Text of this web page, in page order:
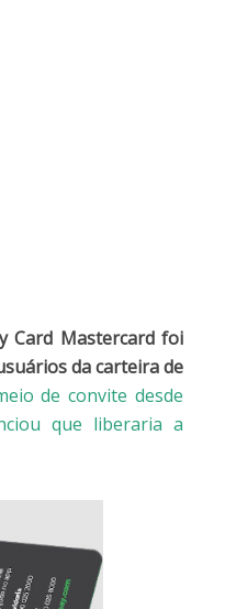
Card Mastercard foi
da carteira de
de convite desde
que liberaria a